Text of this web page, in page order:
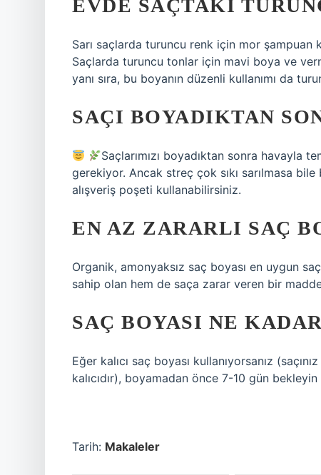
EVDE SAÇTAKI
Sarı saçlarda turuncu renk için mor şampuan
Saçlarda turuncu tonlar için mavi boya ve
yanı sıra, bu boyanın düzenli kullanımı da
SAÇI BOYADIKTAN
Saçlarımızı boyadıktan sonra havayla
gerekiyor. Ancak streç çok sıkı sarılmasa
alışveriş poşeti kullanabilirsiniz.
EN AZ ZARARLI SAÇ
Organik, amonyaksız saç boyası en uygun
sahip olan hem de saça zarar veren bir
SAÇ BOYASI NE
Eğer kalıcı saç boyası kullanıyorsanız
kalıcıdır), boyamadan önce 7-10 gün
Tarih: Makaleler